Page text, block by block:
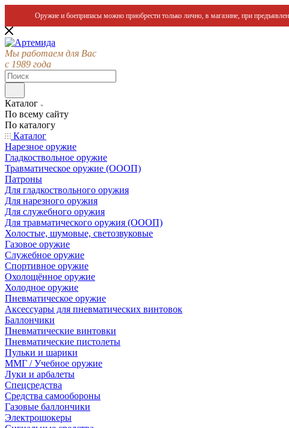
Оружие и боеприпасы можно приобрести только лично, в магазине, при
Мы работаем для Вас
с 1989 года
Каталог
По всему сайту
По каталогу
Каталог
Нарезное оружие
Гладкоствольное оружие
Травматическое оружие (ОООП)
Патроны
Для гладкоствольного оружия
Для нарезного оружия
Для служебного оружия
Для травматического оружия (ОООП)
Холостые, шумовые, светозвуковые
Газовое оружие
Служебное оружие
Спортивное оружие
Охолощённое оружие
Холодное оружие
Пневматическое оружие
Аксессуары для пневматических винтовок
Баллончики
Пневматические винтовки
Пневматические пистолеты
Пульки и шарики
ММГ / Учебное оружие
Луки и арбалеты
Спецсредства
Средства самообороны
Газовые баллончики
Электрошокеры